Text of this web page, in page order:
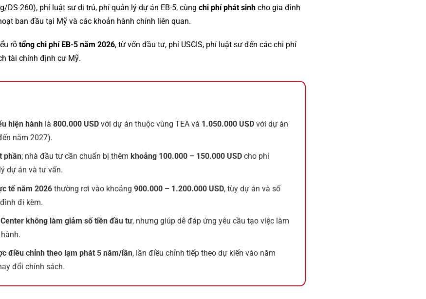
DS-260), phí luật sư di trú, phí quản lý dự án EB-5, cùng chi phí phát sinh cho gia đình
ban đầu tại Mỹ và các khoản hành chính liên quan.
rõ tổng chi phí EB-5 năm 2026, từ vốn đầu tư, phí USCIS, phí luật sư đến các chi phí
tài chính định cư Mỹ.
hiện hànhlà 800.000 USDvới dự án thuộc vùng TEA và 1.050.000 USDvới dự án
năm 2027).
phần; nhà đầu tư cần chuẩn bị thêm khoảng 100.000 – 150.000 USDcho phí
dự án và tư vấn.
tế năm 2026thường rơi vào khoảng 900.000 – 1.200.000 USD, tùy dự án và số
đi kèm.
không làm giảm số tiền đầu tư, nhưng giúp dễ đáp ứng yêu cầu tạo việc làm
điều chỉnh theo lạm phát 5 năm/lần, lần điều chỉnh tiếp theo dự kiến vào năm
đổi chính sách.